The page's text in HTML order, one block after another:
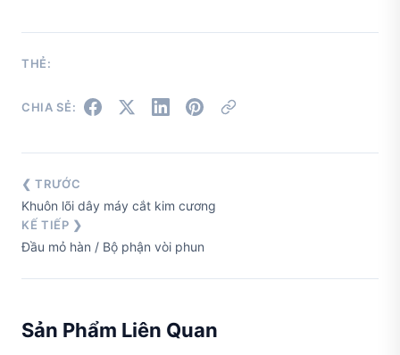
THẺ:
CHIA SẺ:
❮ TRƯỚC
Khuôn lõi dây máy cắt kim cương
KẾ TIẾP ❯
Đầu mỏ hàn / Bộ phận vòi phun
Sản Phẩm Liên Quan